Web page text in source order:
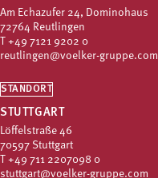
Am Echazufer 24, Dominohaus
72764 Reutlingen
T +49 7121 9202 0
reutlingen@voelker-gruppe.com
STANDORT
STUTTGART
Löffelstraße 46
70597 Stuttgart
T +49 711 2207098 0
stuttgart@voelker-gruppe.com